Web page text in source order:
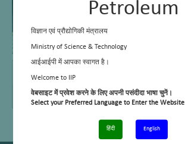
Petroleum
विज्ञान एवं प्रौद्योगिकी मंत्रालय
Ministry of Science & Technology
आईआईपी में आपका स्वागत है।
Welcome to IIP
वेबसाइट में प्रवेश करने के लिए अपनी पसंदीदा भाषा चुनें।
Select your Preferred Language to Enter the Website
हिंदी English
dshah@iip.res.in
Telephone No. 01352525859